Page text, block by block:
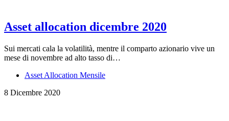
Asset allocation dicembre 2020
Sui mercati cala la volatilità, mentre il comparto azionario vive un
mese di novembre ad alto tasso di…
Asset Allocation Mensile
8 Dicembre 2020